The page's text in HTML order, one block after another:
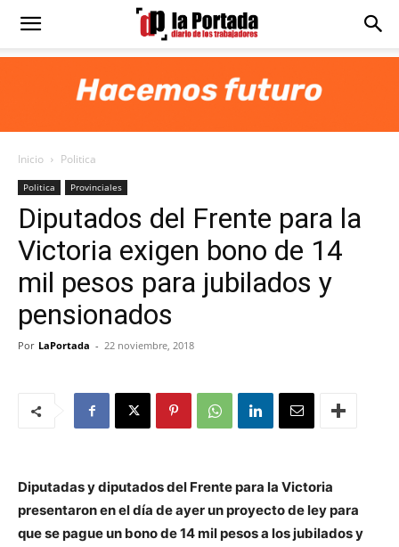
Diario
Portada
Inicio Politica
Politica Provinciales
Diputados del Frente para la
Victoria exigen bono de 14
mil pesos para jubilados y
pensionados
Por LaPortada - 22 noviembre, 2018
Diputadas y diputados del Frente para la Victoria
presentaron en el día de ayer un proyecto de ley para
que se pague un bono de 14 mil pesos a los jubilados y